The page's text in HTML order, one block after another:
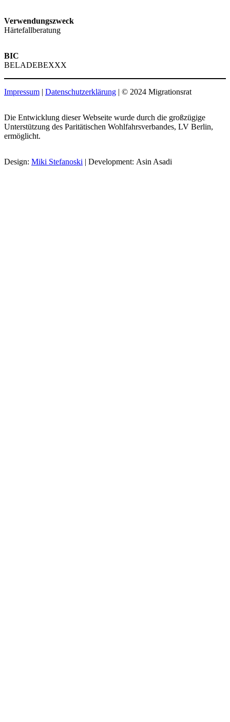
Verwendungszweck
Härtefallberatung
BIC
BELADEBEXXX
Impressum | Datenschutzerklärung | © 2024 Migrationsrat
Die Entwicklung dieser Webseite wurde durch die großzügige
Unterstützung des Paritätischen Wohlfahrsverbandes, LV Berlin,
ermöglicht.
Design: Miki Stefanoski | Development: Asin Asadi